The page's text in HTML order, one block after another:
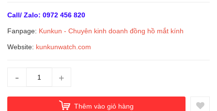
Call/ Zalo: 0972 456 820
Fanpage: Kunkun - Chuyên kinh doanh đồng hồ mắt kính
Website: kunkunwatch.com
- +
Thêm vào giỏ hàng